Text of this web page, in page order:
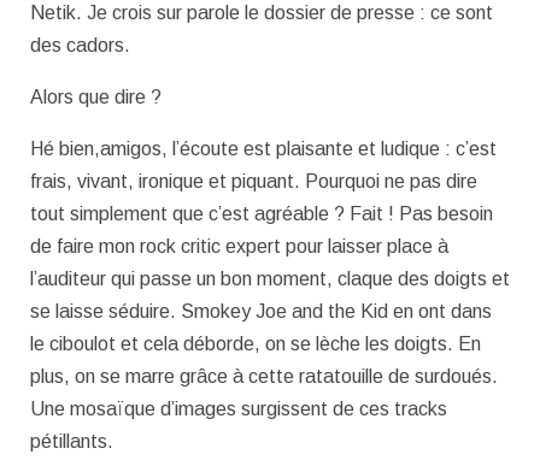
Netik. Je crois sur parole le dossier de presse : ce sont
des cadors.
Alors que dire ?
Hé bien,amigos, l’écoute est plaisante et ludique : c’est
frais, vivant, ironique et piquant. Pourquoi ne pas dire
tout simplement que c’est agréable ? Fait ! Pas besoin
de faire mon rock critic expert pour laisser place à
l’auditeur qui passe un bon moment, claque des doigts et
se laisse séduire. Smokey Joe and the Kid en ont dans
le ciboulot et cela déborde, on se lèche les doigts. En
plus, on se marre grâce à cette ratatouille de surdoués.
Une mosaïque d’images surgissent de ces tracks
pétillants.